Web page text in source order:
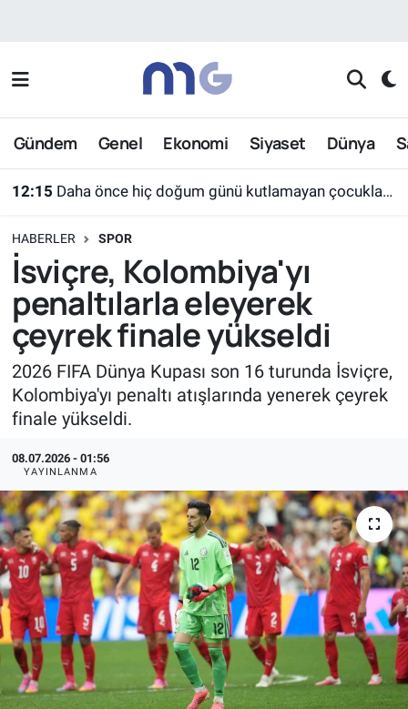
Gündem Genel Ekonomi Siyaset Dünya
12:15 Daha önce hiç doğum günü kutlamayan çocuklar ilk kez bu sevinci yaşadı
HABERLER SPOR
İsviçre, Kolombiya'yı
penaltılarla eleyerek
çeyrek finale yükseldi
2026 FIFA Dünya Kupası son 16 turunda İsviçre,
Kolombiya'yı penaltı atışlarında yenerek çeyrek
finale yükseldi.
08.07.2026 - 01:56
YAYINLANMA
Nöbetçi Eczaneler
Hava Durumu
Süper Lig Puan Durumu ve Fikstür
Tüm Manşetler
Son Dakika Haberleri
Haber Arşivi